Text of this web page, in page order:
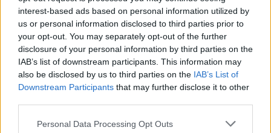
interest-based ads based on personal information utilized by
us or personal information disclosed to third parties prior to
your opt-out. You may separately opt-out of the further
disclosure of your personal information by third parties on the
IAB’s list of downstream participants. This information may
also be disclosed by us to third parties on the IAB’s List of
Downstream Participants that may further disclose it to other
Personal Data Processing Opt Outs
06.08.2026 - 20.03